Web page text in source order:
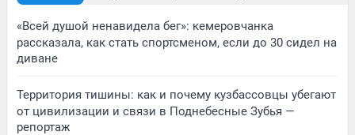
«Всей душой ненавидела бег»: кемеровчанка
рассказала, как стать спортсменом, если до 30 сидел на
диване
Территория тишины: как и почему кузбассовцы убегают
от цивилизации и связи в Поднебесные Зубья —
репортаж